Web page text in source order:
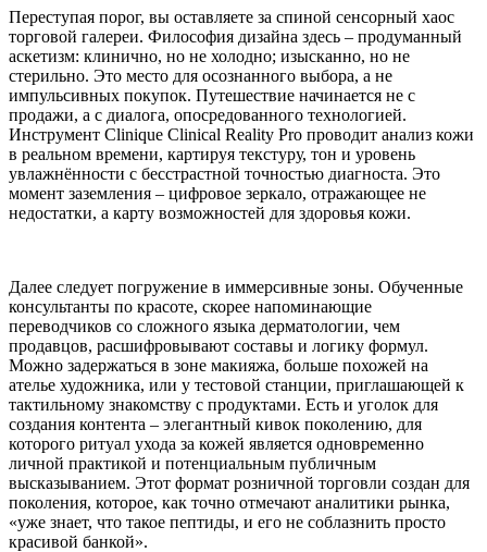
Переступая порог, вы оставляете за спиной сенсорный хаос
торговой галереи. Философия дизайна здесь – продуманный
аскетизм: клинично, но не холодно; изысканно, но не
стерильно. Это место для осознанного выбора, а не
импульсивных покупок. Путешествие начинается не с
продажи, а с диалога, опосредованного технологией.
Инструмент Clinique Clinical Reality Pro проводит анализ кожи
в реальном времени, картируя текстуру, тон и уровень
увлажнённости с бесстрастной точностью диагноста. Это
момент заземления – цифровое зеркало, отражающее не
недостатки, а карту возможностей для здоровья кожи.
Далее следует погружение в иммерсивные зоны. Обученные
консультанты по красоте, скорее напоминающие
переводчиков со сложного языка дерматологии, чем
продавцов, расшифровывают составы и логику формул.
Можно задержаться в зоне макияжа, больше похожей на
ателье художника, или у тестовой станции, приглашающей к
тактильному знакомству с продуктами. Есть и уголок для
создания контента – элегантный кивок поколению, для
которого ритуал ухода за кожей является одновременно
личной практикой и потенциальным публичным
высказыванием. Этот формат розничной торговли создан для
поколения, которое, как точно отмечают аналитики рынка,
«уже знает, что такое пептиды, и его не соблазнить просто
красивой банкой».